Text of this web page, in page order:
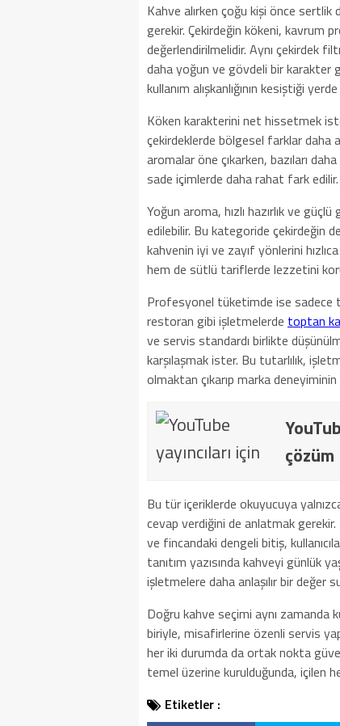
Kahve alırken çoğu kişi önce
gerekir. Çekirdeğin kökeni, kavrum
değerlendirilmelidir. Aynı çekirdek
daha yoğun ve gövdeli bir karakter
kullanım alışkanlığının kesiştiği yerde
Köken karakterini net hissetmek
çekirdeklerde bölgesel farklar daha
aromalar öne çıkarken, bazıları
sade içimlerde daha rahat fark edilir.
Yoğun aroma, hızlı hazırlık ve
edilebilir. Bu kategoride çekirdeğin
kahvenin iyi ve zayıf yönlerini
hem de sütlü tariflerde lezzetini
Profesyonel tüketimde ise sadece
restoran gibi işletmelerde toptan
ve servis standardı birlikte
karşılaşmak ister. Bu tutarlılık,
olmaktan çıkarıp marka
çözüm
Bu tür içeriklerde okuyucuya
cevap verdiğini de anlatmak
ve fincandaki dengeli bitiş,
tanıtım yazısında kahveyi günlük
işletmelere daha anlaşılır bir değer
Doğru kahve seçimi aynı zamanda
biriyle, misafirlerine özenli servis
her iki durumda da ortak nokta
temel üzerine kurulduğunda, içilen
Etiketler :